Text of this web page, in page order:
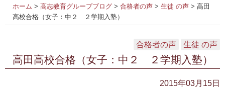
ホーム > 高志教育グループブログ > 合格者の声 > 生徒 の声 > 高田
高校合格（女子：中２ ２学期入塾）
合格者の声 生徒 の声
高田高校合格（女子：中２ ２学期入塾）
2015年03月15日